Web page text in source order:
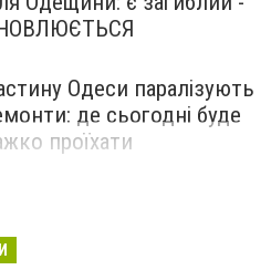
Одеси паралізують
де сьогодні буде
проїхати